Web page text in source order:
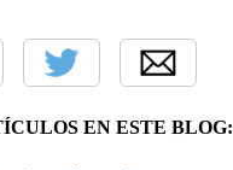
EN ESTE BLOG: